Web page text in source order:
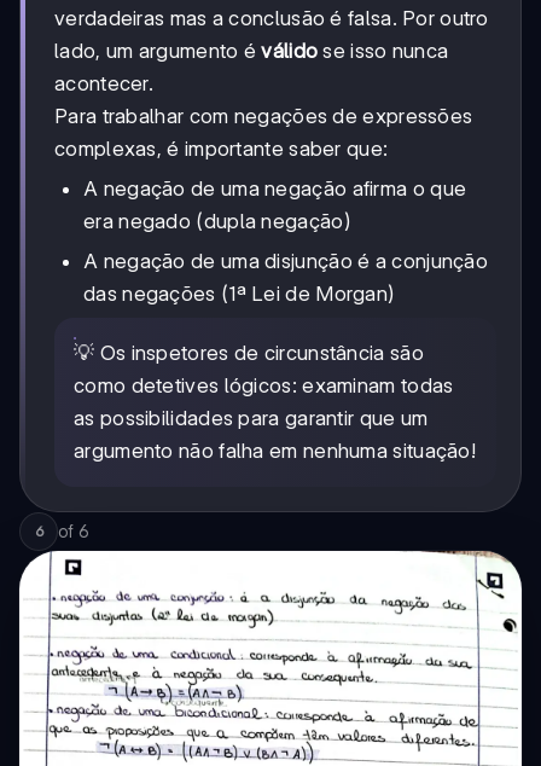
verdadeiras mas a conclusão é falsa. Por outro
lado, um argumento éválido se isso nunca
acontecer.
Para trabalhar com negações de expressões
complexas, é importante saber que:
A negação de uma negação afirma o que
era negado (dupla negação)
A negação de uma disjunção é a conjunção
das negações (1ª Lei de Morgan)
💡 Os inspetores de circunstância são
como detetives lógicos: examinam todas
as possibilidades para garantir que um
argumento não falha em nenhuma situação!
6 of 6